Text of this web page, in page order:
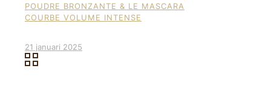
POUDRE BRONZANTE & LE MASCARA
COURBE VOLUME INTENSE
21 januari 2025